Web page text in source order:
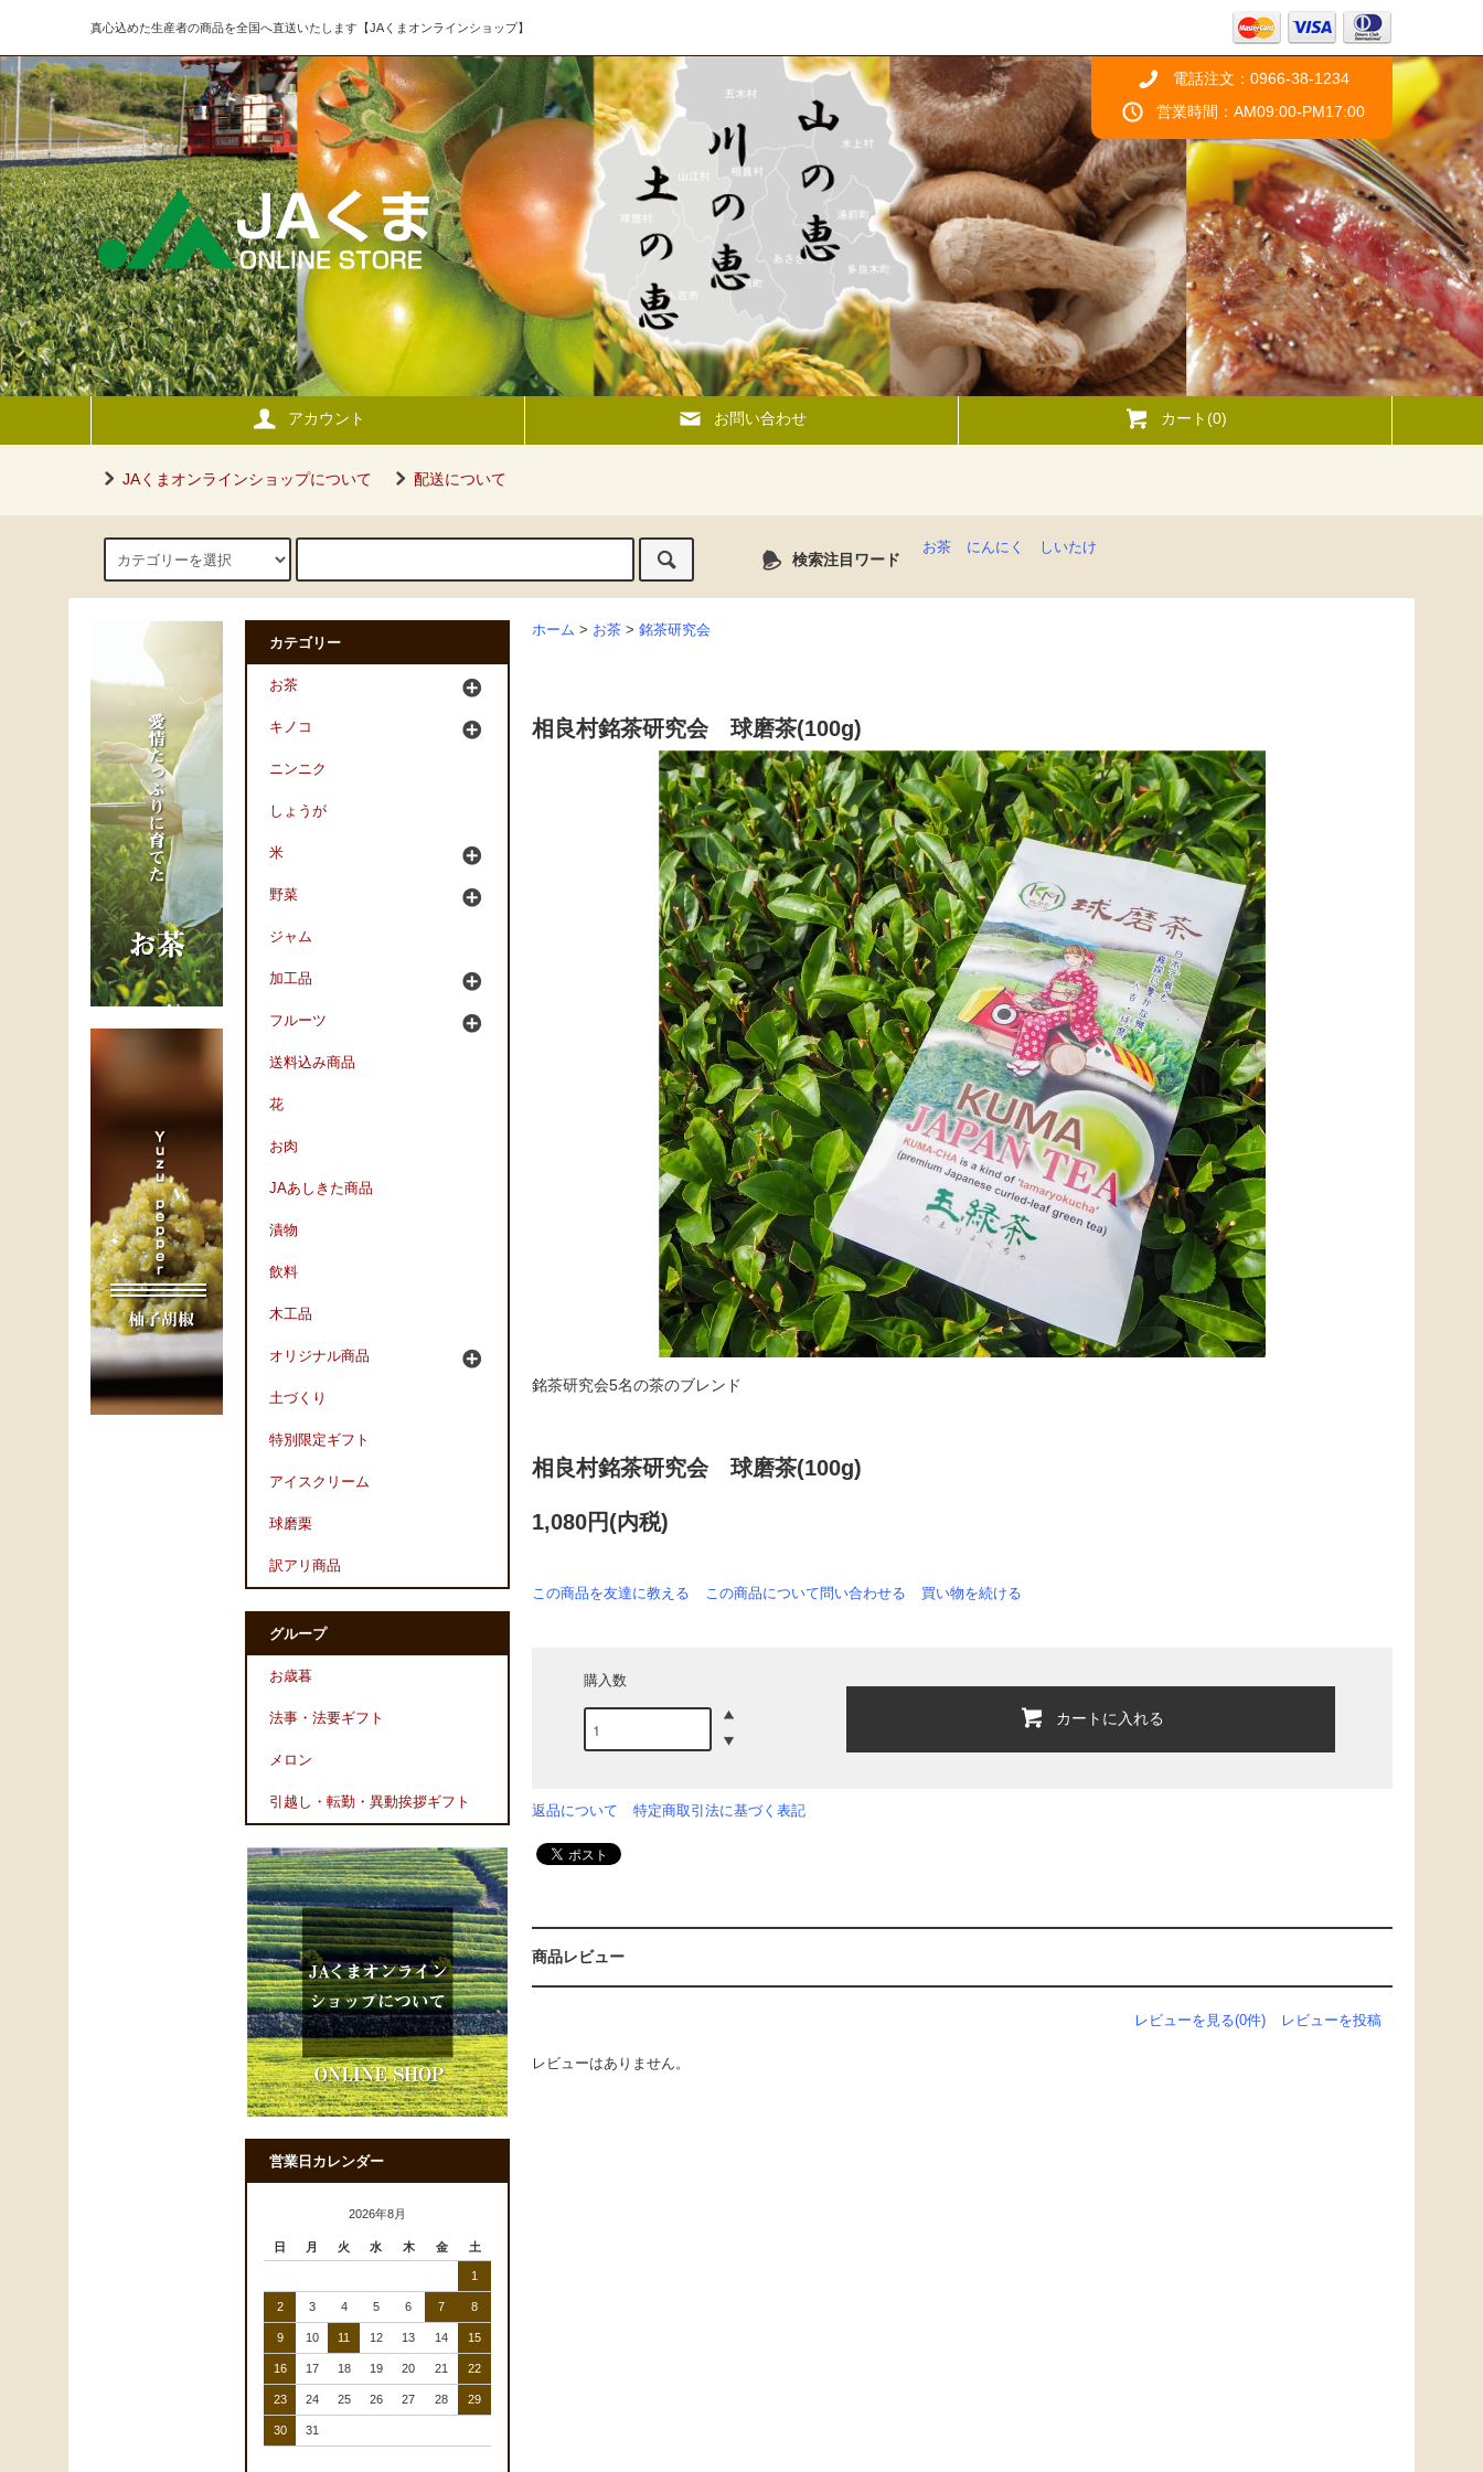
真心込めた生産者の商品を全国へ直送いたします【JAくまオンラインショップ】
電話注文：0966-38-1234
営業時間：AM09:00-PM17:00
アカウント お問い合わせ カート(0)
JAくまオンラインショップについて 配送について
検索注目ワード
お茶 にんにく しいたけ
ホーム > お茶 > 銘茶研究会
相良村銘茶研究会 球磨茶(100g)
銘茶研究会5名の茶のブレンド
相良村銘茶研究会 球磨茶(100g)
1,080円(内税)
この商品を友達に教える この商品について問い合わせる 買い物を続ける
購入数
カートに入れる
返品について 特定商取引法に基づく表記
商品レビュー
レビューを見る(0件) レビューを投稿
レビューはありません。
カテゴリー
お茶
キノコ
ニンニク
しょうが
米
野菜
ジャム
加工品
フルーツ
送料込み商品
花
お肉
JAあしきた商品
漬物
飲料
木工品
オリジナル商品
土づくり
特別限定ギフト
アイスクリーム
球磨栗
訳アリ商品
グループ
お歳暮
法事・法要ギフト
メロン
引越し・転勤・異動挨拶ギフト
営業日カレンダー
2026年8月
日 月 火 水 木 金 土
1
2 3 4 5 6 7 8
9 10 11 12 13 14 15
16 17 18 19 20 21 22
23 24 25 26 27 28 29
30 31